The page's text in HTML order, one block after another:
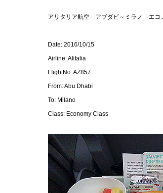
アリタリア航空 アブダビ～ミラノ エコ
Date: 2016/10/15
Airline: Alitalia
FlightNo: AZ857
From: Abu Dhabi
To: Milano
Class: Economy Class